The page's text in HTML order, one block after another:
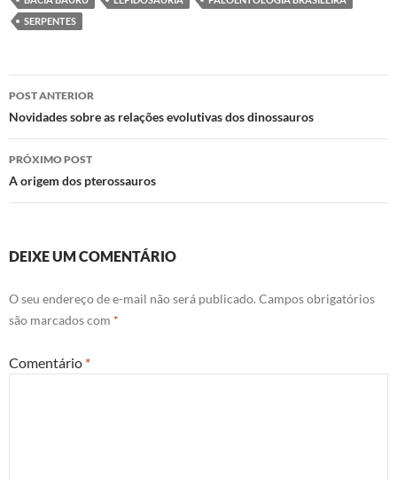
b
t
SERPENTES
POST ANTERIOR
Novidades sobre as relações evolutivas dos dinossauros
PRÓXIMO POST
A origem dos pterossauros
DEIXE UM COMENTÁRIO
O seu endereço de e-mail não será publicado. Campos obrigatórios
são marcados com *
Comentário *